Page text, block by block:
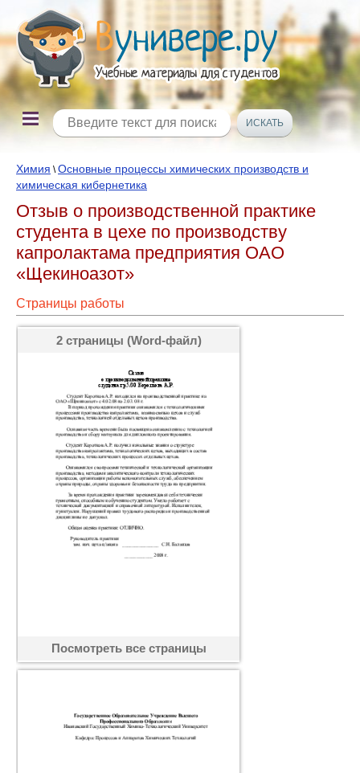
Химия \Основные процессы химических производств и
химическая кибернетика
Отзыв о производственной практике
студента в цехе по производству
капролактама предприятия ОАО
«Щекиноазот»
Страницы работы
2 страницы (Word-файл)
Посмотреть все страницы